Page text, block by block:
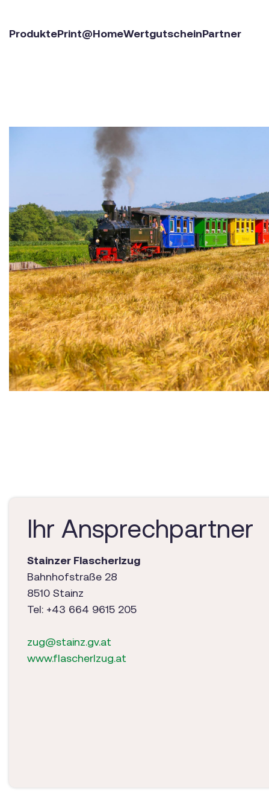
ProduktePrint@HomeWertgutscheinPartner
Ihr Ansprechpartner
Stainzer Flascherlzug
Bahnhofstraße 28
8510 Stainz
Tel: +43 664 9615 205
zug@stainz.gv.at
www.flascherlzug.at